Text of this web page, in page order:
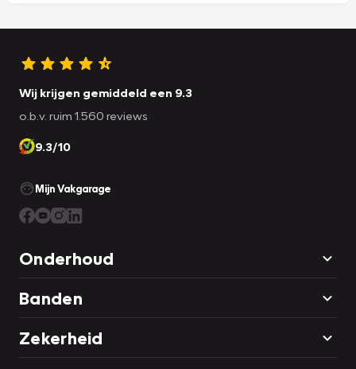
Wij krijgen gemiddeld een 9.3
o.b.v. ruim 1.560 reviews
9.3/10
Mijn Vakgarage
Onderhoud
Banden
Zekerheid